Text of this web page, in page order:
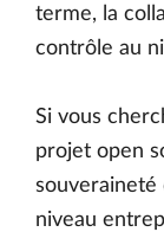
terme, la
contrôle au
Si vous
projet open
souveraineté
niveau